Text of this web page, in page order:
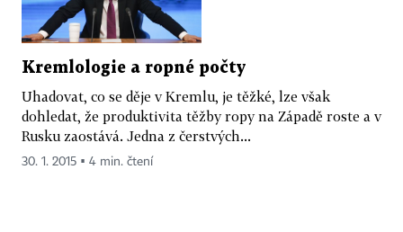
Kremlologie a ropné počty
Uhadovat, co se děje v Kremlu, je těžké, lze však
dohledat, že produktivita těžby ropy na Západě roste a v
Rusku zaostává. Jedna z čerstvých...
30. 1. 2015 ▪ 4 min. čtení